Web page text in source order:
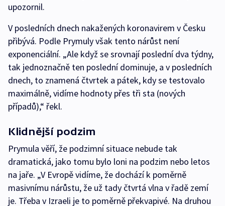
upozornil.
V posledních dnech nakažených koronavirem v Česku
přibývá. Podle Prymuly však tento nárůst není
exponenciální. „Ale když se srovnají poslední dva týdny,
tak jednoznačně ten poslední dominuje, a v posledních
dnech, to znamená čtvrtek a pátek, kdy se testovalo
maximálně, vidíme hodnoty přes tři sta (nových
případů),“ řekl.
Klidnější podzim
Prymula věří, že podzimní situace nebude tak
dramatická, jako tomu bylo loni na podzim nebo letos
na jaře. „V Evropě vidíme, že dochází k poměrně
masivnímu nárůstu, že už tady čtvrtá vlna v řadě zemí
je. Třeba v Izraeli je to poměrně překvapivé. Na druhou